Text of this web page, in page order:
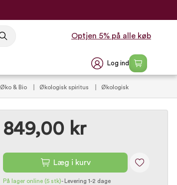
Optjen 5% på alle køb
Log ind
Øko & Bio Økologisk spiritus
Økologisk
849,00 kr
Læg i kurv
På lager online (5 stk)-
Levering 1-2 dage